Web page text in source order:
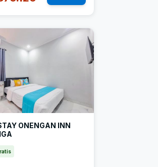
ONENGAN INN